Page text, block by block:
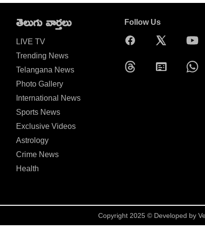
తెలుగు వార్తలు
LIVE TV
Trending News
Telangana News
Photo Gallery
International News
Sports News
Exclusive Videos
Astrology
Crime News
Health
Follow Us
Copyright 2025 © Developed by